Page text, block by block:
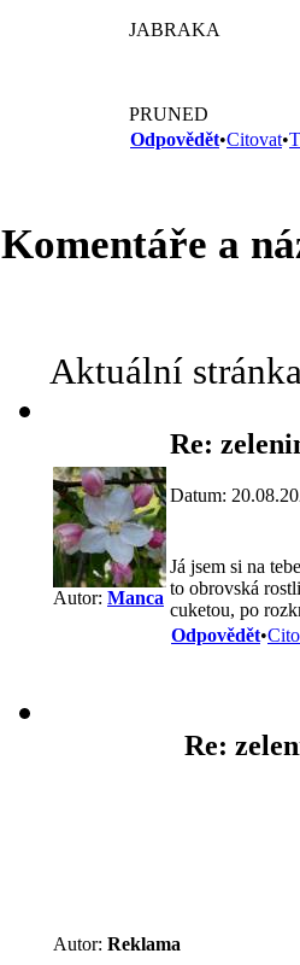
JABRAKA
PRUNED
Odpovědět•Citovat•
Komentáře a
Aktuální
Autor: Manca
Re:
Datum:
Já jsem si na
to obrovská
cuketou, po
Odpovědět•
Autor: Reklama
Re: